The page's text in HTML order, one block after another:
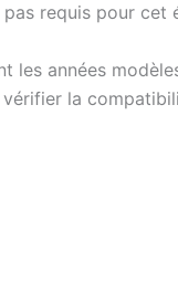
pas requis pour cet
années
la